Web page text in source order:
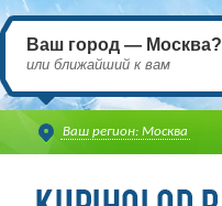
Ваш регион: Москва
Ваш город — Москва?
или ближайший к вам